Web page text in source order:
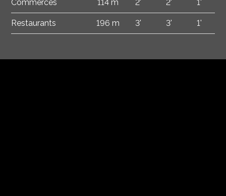
Commerces 114 m 2' 2' 1'
Restaurants 196 m 3' 3' 1'